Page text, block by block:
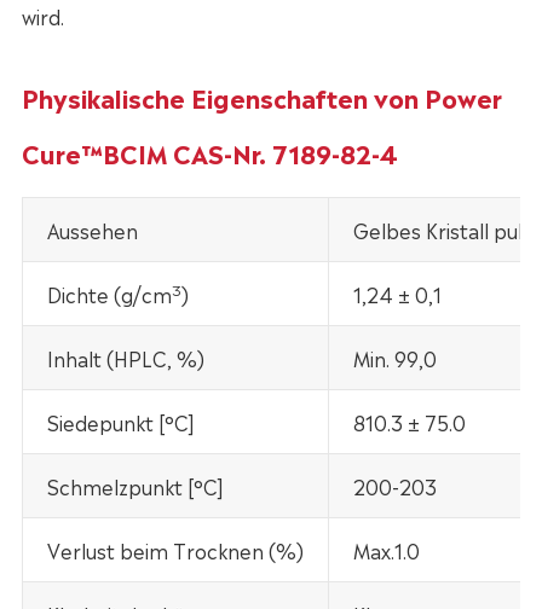
wird.
Physikalische Eigenschaften von Power
Cure™BCIM CAS-Nr. 7189-82-4
Aussehen Gelbes Kristall
Dichte (g/cm3) 1,24 ± 0,1
Inhalt (HPLC, %) Min. 99,0
Siedepunkt [°C] 810.3 ± 75.0
Schmelzpunkt [°C] 200-203
Verlust beim Trocknen (%) Max.1.0